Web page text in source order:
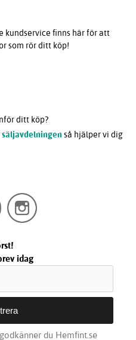
kundservice finns här för att
som rör ditt köp!
ditt köp?
säljavdelningen så hjälper vi dig
idag
du Hemfint.se